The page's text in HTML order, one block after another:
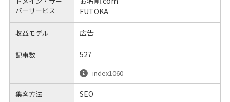
バーサービス
FUTOKA
収益モデル 広告
記事数 527
index1060
集客方法 SEO